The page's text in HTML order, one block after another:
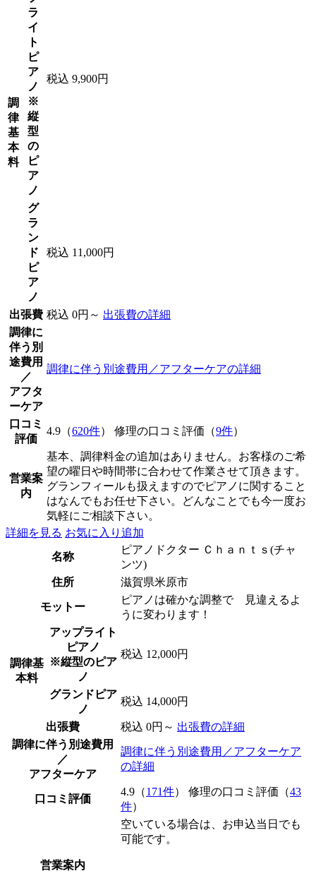
調
律
基
本
料
ラ
イ
ト
ピ
ア
ノ
※
縦
型
の
ピ
ア
ノ
税込 9,900円
グ
ラ
ン
ド
ピ
ア
ノ
税込 11,000円
出張費 税込 0円～ 出張費の詳細
調律に
伴う別
途費用
／
アフタ
ーケア
調律に伴う別途費用／アフターケアの詳細
口コミ
評価
4.9（620件） 修理の口コミ評価（9件）
営業案
内
基本、調律料金の追加はありません。お客様のご希
望の曜日や時間帯に合わせて作業させて頂きます。
グランフィールも扱えますのでピアノに関すること
はなんでもお任せ下さい。どんなことでも今一度お
気軽にご相談下さい。
詳細を見る お気に入り追加
名称
ピアノドクター Ｃｈａｎｔｓ(チャ
ンツ)
住所
滋賀県米原市
モットー
ピアノは確かな調整で 見違えるよ
うに変わります！
調律基
本料
アップライト
ピアノ
※縦型のピア
ノ
税込 12,000円
グランドピア
ノ
税込 14,000円
出張費 税込 0円～ 出張費の詳細
調律に伴う別途費用
／
アフターケア
調律に伴う別途費用／アフターケア
の詳細
口コミ評価
4.9（171件） 修理の口コミ評価（43
件）
営業案内
空いている場合は、お申込当日でも
可能です。